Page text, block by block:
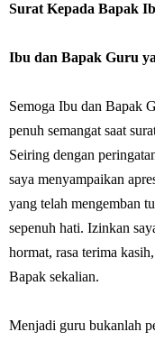
Surat Kepada Bapak
Ibu dan Bapak Guru
Semoga Ibu dan Bapak
penuh semangat saat
Seiring dengan
saya menyampaikan
yang telah mengemban
sepenuh hati. Izinkan
hormat, rasa terima
Bapak sekalian.
Menjadi guru bukanlah